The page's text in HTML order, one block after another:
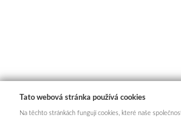
Tato webová stránka používá cookies
Na těchto stránkách fungují cookies, které naše